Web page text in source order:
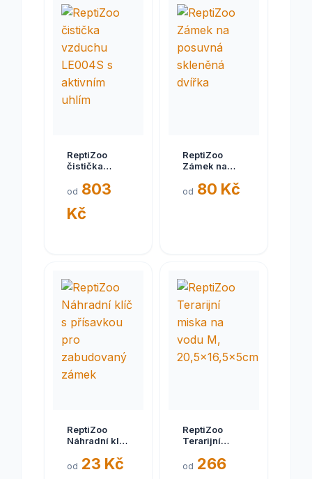
ReptiZoo
čistička
LE004S s
uhlím
od 803
Kč
ReptiZoo
Zámek na
skleněná
od 80 Kč
ReptiZoo
Náhradní klíč
pro
od 23 Kč
ReptiZoo
Terarijní
vodu M,
od 266